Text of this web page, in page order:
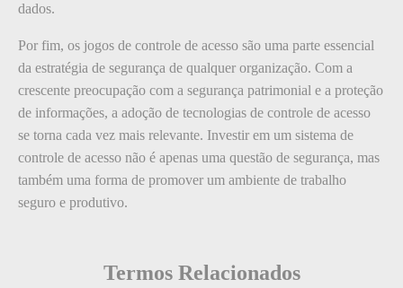
dados.
Por fim, os jogos de controle de acesso são uma parte essencial
da estratégia de segurança de qualquer organização. Com a
crescente preocupação com a segurança patrimonial e a proteção
de informações, a adoção de tecnologias de controle de acesso
se torna cada vez mais relevante. Investir em um sistema de
controle de acesso não é apenas uma questão de segurança, mas
também uma forma de promover um ambiente de trabalho
seguro e produtivo.
Termos Relacionados